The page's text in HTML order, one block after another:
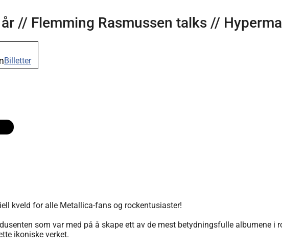
// Flemming Rasmussen talks //
Billetter
kveld for alle Metallica-fans og rockentusiaster!
som var med på å skape ett av de mest betydningsfulle albumene
ikoniske verket.